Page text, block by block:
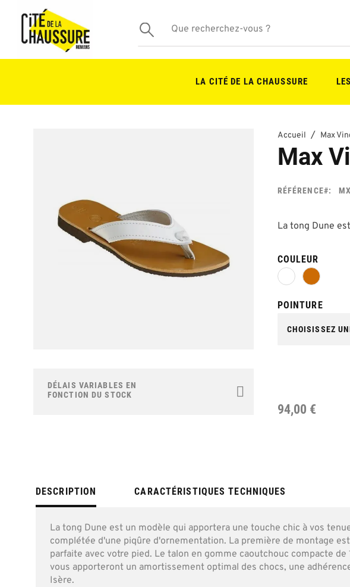
LA CITÉ DE LA CHAUSSURE
Accueil Max
Max
RÉFÉRENCE
La tong Dune
COULEUR
POINTURE
94,00 €
images
gallery
beginning
DÉLAIS VARIABLES EN
FONCTION DU STOCK
DESCRIPTION
La tong Dune est un modèle qui apportera une touche chic à vos
complétée d'une piqûre d'ornementation. La première de montage
parfaite avec votre pied. Le talon en gomme caoutchouc compacte
vous apporteront un amortissement optimal des chocs, une
Isère.
CARACTÉRISTIQUES TECHNIQUES